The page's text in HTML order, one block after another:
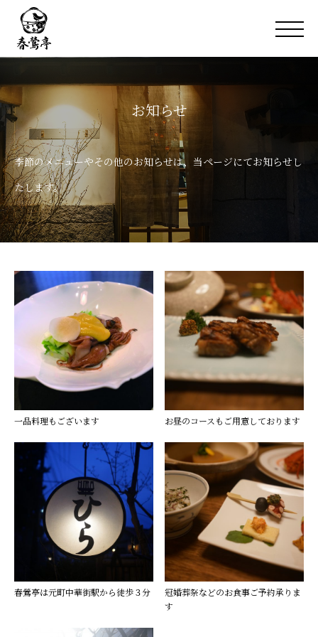
お知らせ
季節のメニューやその他のお知らせは、当ページにてお知らせし
たします。
一品料理もございます お昼のコースもご用意しております
春鶯亭は元町中華街駅から徒歩３分
冠婚葬祭などのお食事ご予約承りま
す